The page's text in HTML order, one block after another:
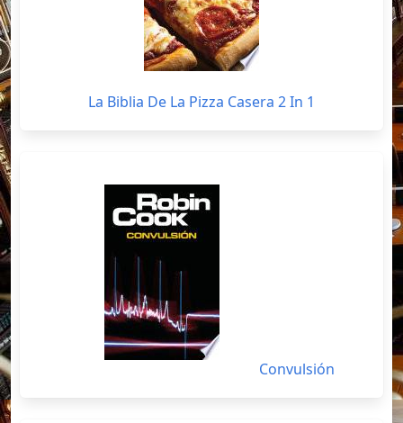
La Biblia De La Pizza Casera 2 In 1
Convulsión